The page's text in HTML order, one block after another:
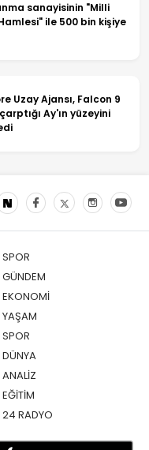
sanayisinin "Milli
ile 500 bin kişiye
Uzay Ajansı, Falcon 9
Ay'ın yüzeyini
SPOR
GÜNDEM
EKONOMİ
YAŞAM
SPOR
DÜNYA
ANALİZ
EĞİTİM
24 RADYO